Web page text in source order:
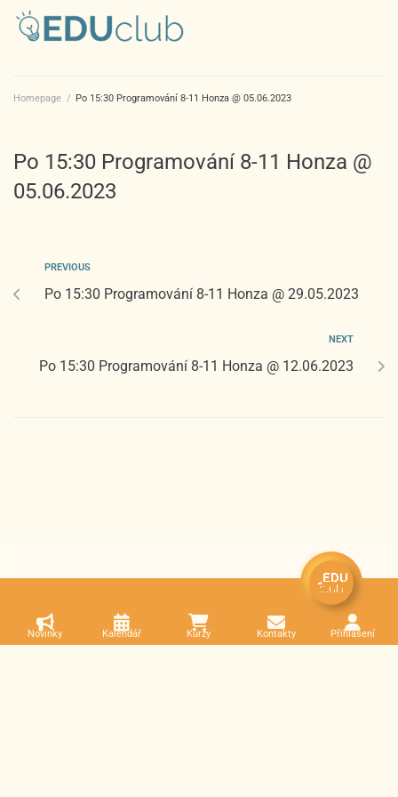
Homepage / Po 15:30 Programování 8-11 Honza @ 05.06.2023
Po 15:30 Programování 8-11 Honza @
05.06.2023
PREVIOUS
Po 15:30 Programování 8-11 Honza @ 29.05.2023
NEXT
Po 15:30 Programování 8-11 Honza @ 12.06.2023
Novinky Kalendář Kurzy Kontakty Přihlášení